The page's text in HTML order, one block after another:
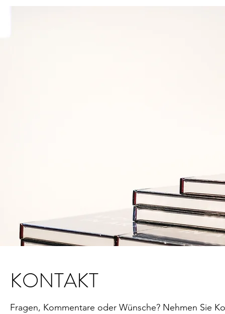
KONTAKT
Fragen, Kommentare oder Wünsche? Nehmen Sie